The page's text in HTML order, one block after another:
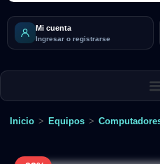
Mi cuenta
Ingresar o registrarse
Inicio > Equipos >